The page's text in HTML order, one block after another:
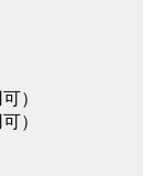
）
）